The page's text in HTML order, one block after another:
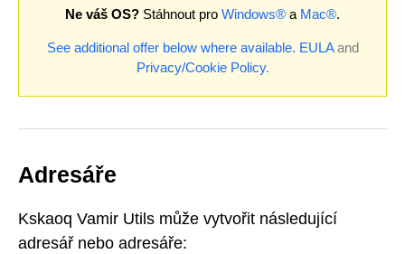
Ne váš OS? Stáhnout pro Windows® a Mac®.
See additional offer below where available. EULAand
Privacy/Cookie Policy.
Adresáře
Kskaoq Vamir Utils může vytvořit následující
adresář nebo adresáře: